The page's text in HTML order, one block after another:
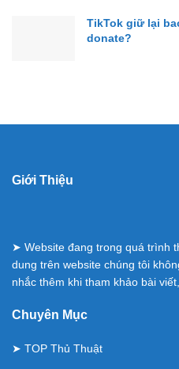
TikTok giữ lại
donate?
Giới Thiệu
➤ Website đang trong quá trình
dung trên website chúng tôi
nhắc thêm khi tham khảo bài
Chuyên Mục
➤ TOP Thủ Thuật